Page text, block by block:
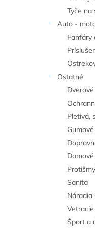
Tyče na
Auto -
Fanfáry
Ostatné
Pletivá,
Sanita
Náradia
Šport a